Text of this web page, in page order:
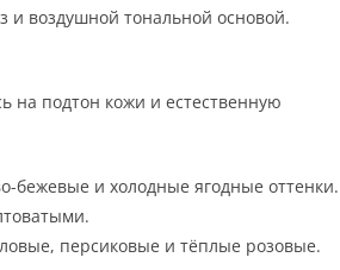
и воздушной тональной основой.
на подтон кожи и естественную
бежевые и холодные ягодные оттенки.
персиковые и тёплые розовые.